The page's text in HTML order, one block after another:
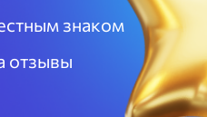
знаком
отзывы